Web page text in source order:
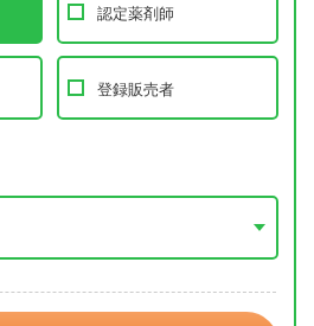
認定薬剤師
登録販売者